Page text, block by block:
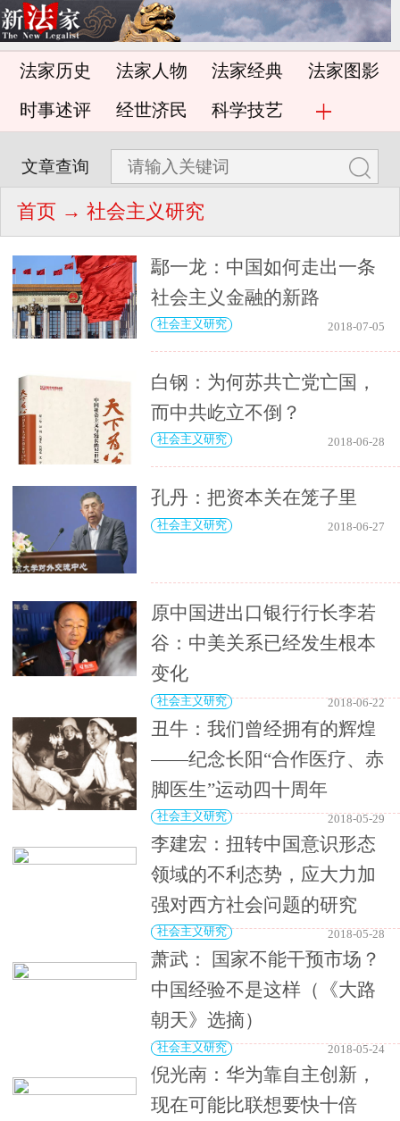
法家历史 法家人物 法家经典 法家图影
时事述评 经世济民 科学技艺
文章查询
首页 → 社会主义研究
鄢一龙：中国如何走出一条
社会主义金融的新路
社会主义研究 2018-07-05
白钢：为何苏共亡党亡国，
而中共屹立不倒？
社会主义研究 2018-06-28
孔丹：把资本关在笼子里
社会主义研究 2018-06-27
原中国进出口银行行长李若
谷：中美关系已经发生根本
变化
社会主义研究 2018-06-22
丑牛：我们曾经拥有的辉煌
——纪念长阳“合作医疗、赤
脚医生”运动四十周年
社会主义研究 2018-05-29
李建宏：扭转中国意识形态
领域的不利态势，应大力加
强对西方社会问题的研究
社会主义研究 2018-05-28
萧武： 国家不能干预市场？
中国经验不是这样（《大路
朝天》选摘）
社会主义研究 2018-05-24
倪光南：华为靠自主创新，
现在可能比联想要快十倍